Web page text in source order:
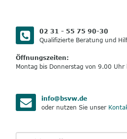
02 31 - 55 75 90-30
Qualifizierte Beratung und
Öffnungszeiten:
Montag bis Donnerstag von 9.00 Uhr
info@bsvw.de
oder nutzen Sie unser